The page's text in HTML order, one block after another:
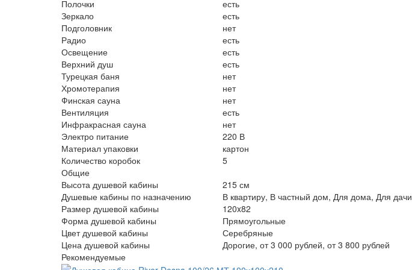
Полочки
есть
Зеркало
есть
Подголовник
нет
Радио
есть
Освещение
есть
Верхний душ
есть
Турецкая баня
нет
Хромотерапия
нет
Финская сауна
нет
Вентиляция
есть
Инфракрасная сауна
нет
Электро питание
220 В
Материал упаковки
картон
Количество коробок
5
Общие
Высота душевой кабины
215 см
Душевые кабины по назначению
В квартиру, В частный дом, Для дома, Для дачи
Размер душевой кабины
120x82
Форма душевой кабины
Прямоугольные
Цвет душевой кабины
Серебряные
Цена душевой кабины
Дорогие, от 3 000 рублей, от 3 800 рублей
Рекомендуемые